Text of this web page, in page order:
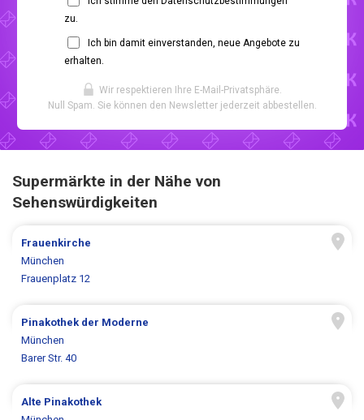
zu.
Ich bin damit einverstanden, neue Angebote zu
erhalten.
Wir respektieren Ihre E-Mail-Privatsphäre.
Null Spam. Sie können den Newsletter jederzeit abbestellen.
Supermärkte in der Nähe von
Sehenswürdigkeiten
Frauenkirche
München
Frauenplatz 12
Pinakothek der Moderne
München
Barer Str. 40
Alte Pinakothek